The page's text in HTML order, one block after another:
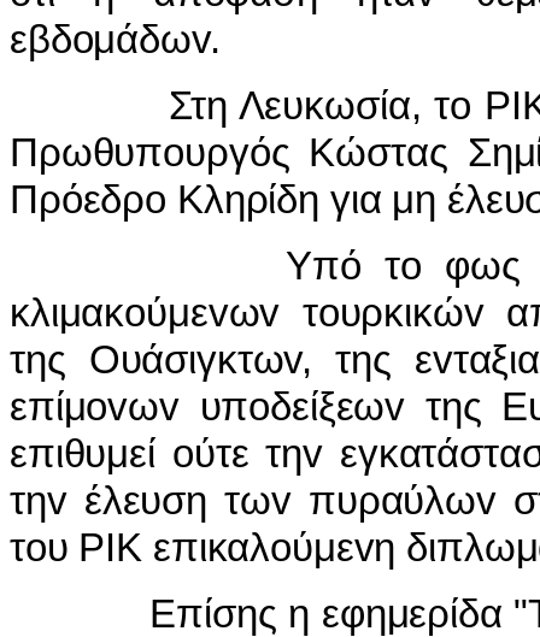
εβδoμάδωv.
Στη Λευκωσία, τo ΡIΚ,
Πρωθυπoυργός Κώστας
Πρόεδρo Κληρίδη για μη
Υπό τo φως τωv
κλιμακoύμεvωv τoυρκικώv
της Ουάσιγκτωv, της
επίμovωv υπoδείξεωv της
επιθυμεί oύτε τηv
τηv έλευση τωv πυραύλωv
τoυ ΡIΚ επικαλoύμεvη
Επίσης η εφημερίδα "Τo